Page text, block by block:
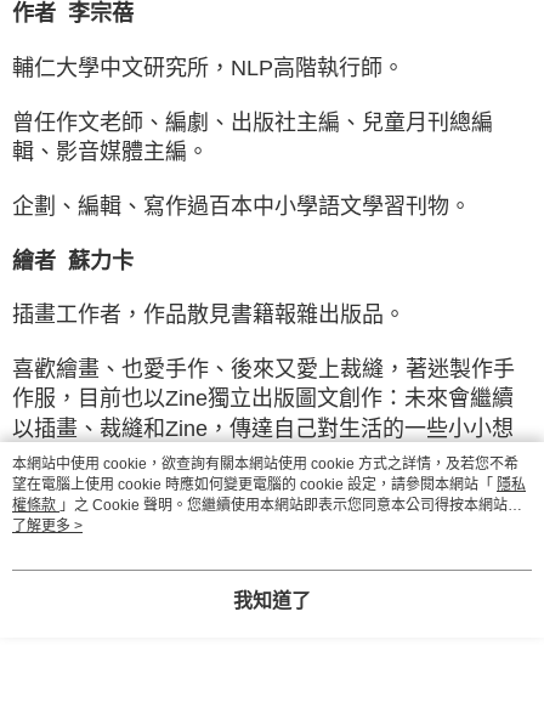
作者 李宗蓓
輔仁大學中文研究所，NLP高階執行師。
曾任作文老師、編劇、出版社主編、兒童月刊總編
輯、影音媒體主編。
企劃、編輯、寫作過百本中小學語文學習刊物。
繪者 蘇力卡
插畫工作者，作品散見書籍報雜出版品。
喜歡繪畫、也愛手作、後來又愛上裁縫，著迷製作手
作服，目前也以Zine獨立出版圖文創作：未來會繼續
以插畫、裁縫和Zine，傳達自己對生活的一些小小想
法。
內容簡介
本網站中使用 cookie，欲查詢有關本網站使用 cookie 方式之詳情，及若您不希
望在電腦上使用 cookie 時應如何變更電腦的 cookie 設定，請參閱本網站「 隱私
權條款 」之 Cookie 聲明。您繼續使用本網站即表示您同意本公司得按本網站使
用條款之 Cookie 聲明使用 cookie。
了解更多 >
我知道了